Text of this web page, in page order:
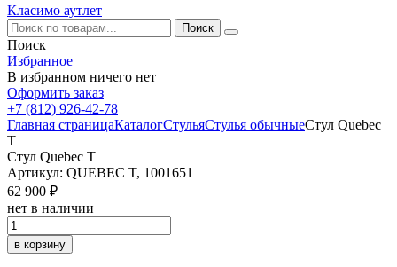
Класимо аутлет
Поиск
Избранное
В избранном ничего нет
Оформить заказ
+7 (812) 926-42-78
Главная страницаКаталогСтульяСтулья обычныеСтул Quebec
T
Стул Quebec T
Артикул: QUEBEC T, 1001651
62 900 ₽
нет в наличии
в корзину